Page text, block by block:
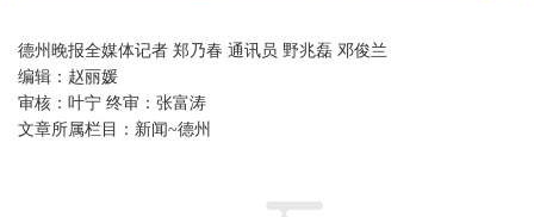
德州晚报全媒体记者 郑乃春 通讯员 野兆磊 邓俊兰
编辑： 赵丽媛
审核： 叶宁 终审：张富涛
文章所属栏目： 新闻~德州